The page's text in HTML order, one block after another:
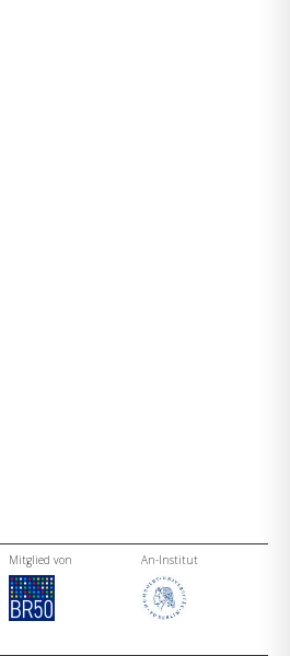
Mitglied von An-Institut